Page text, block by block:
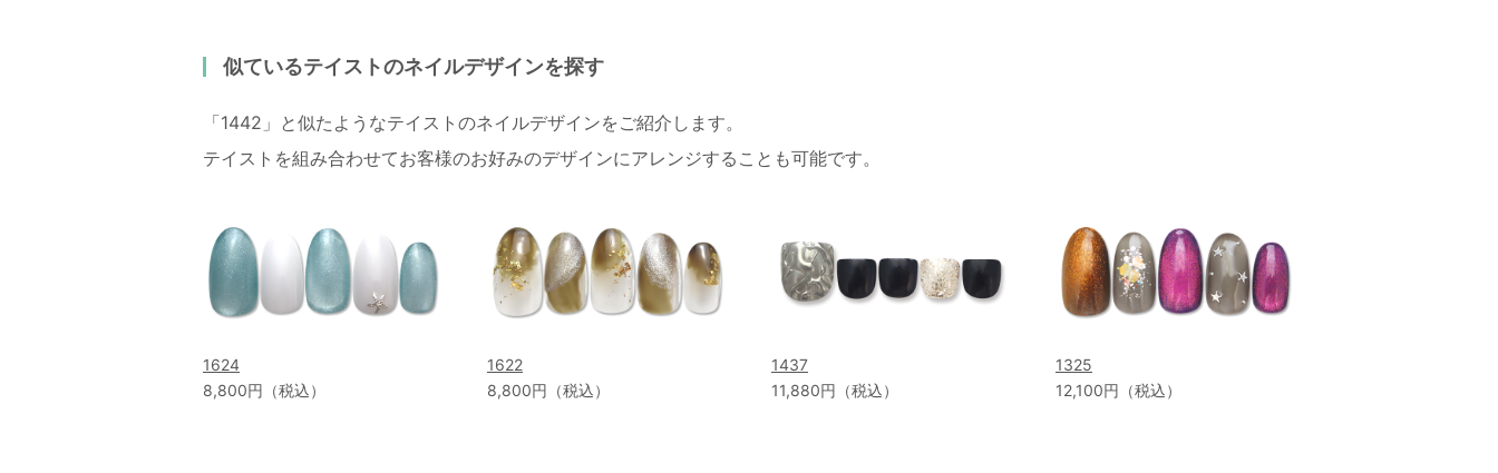
似ているテイストのネイルデザインを探す
「1442」と似たようなテイストのネイルデザインをご紹介します。
テイストを組み合わせてお客様のお好みのデザインにアレンジすることも可能です。
1624
8,800円（税込）
1622
8,800円（税込）
1437
11,880円（税込）
1325
12,100円（税込）